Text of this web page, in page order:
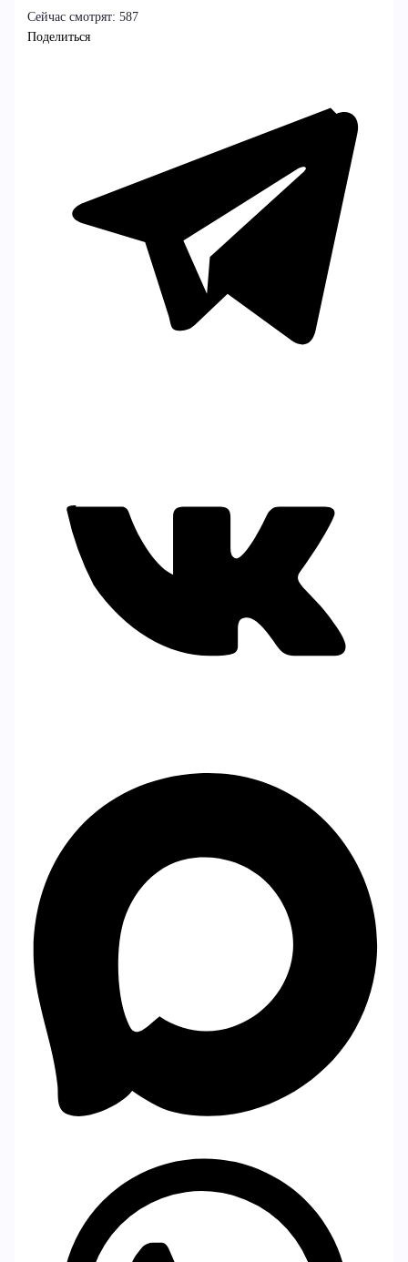
Сейчас смотрят: 587
Поделиться